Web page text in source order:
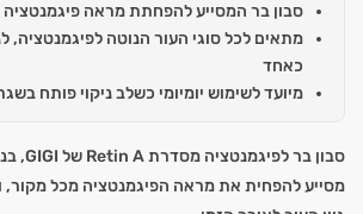
סבון בר המסייע להפחתת מראה פיגמנטציה
מתאים לכל סוגי העור הנוטה לפיגמנטציה,
כאחד
מיועד לשימוש יומיומי כשלב ניקוי פותח
מסייע להפחית את מראה הפיגמנטציה מכל מקור,